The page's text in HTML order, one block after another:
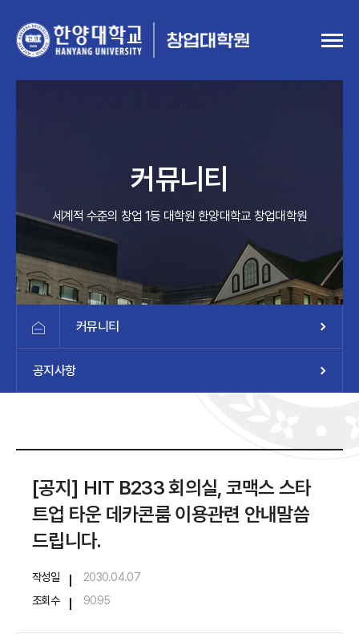
커뮤니티
세계적 수준의 창업 1등 대학원 한양대학교 창업대학원
커뮤니티
커뮤니티
공지사항
자료실
[공지] HIT B233 회의실, 코맥스 스타
트업 타운 데카콘룸 이용관련 안내말씀
드립니다.
작성일
2030.04.07
조회수
9095